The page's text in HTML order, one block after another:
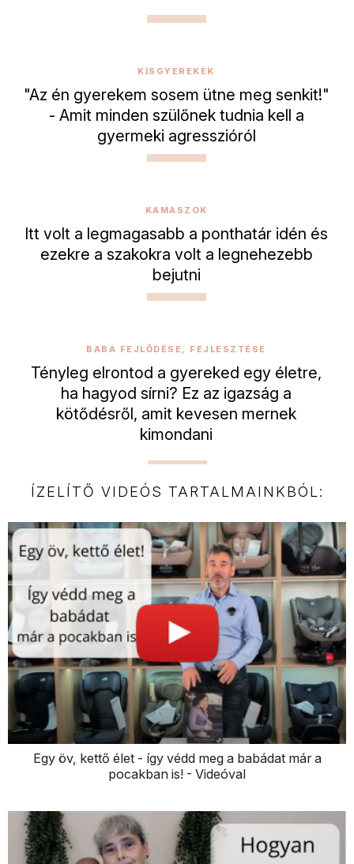
KISGYEREKEK
"Az én gyerekem sosem ütne meg senkit!"
- Amit minden szülőnek tudnia kell a
gyermeki agresszióról
KAMASZOK
Itt volt a legmagasabb a ponthatár idén és
ezekre a szakokra volt a legnehezebb
bejutni
BABA FEJLŐDÉSE, FEJLESZTÉSE
Tényleg elrontod a gyereked egy életre,
ha hagyod sírni? Ez az igazság a
kötődésről, amit kevesen mernek
kimondani
ÍZELÍTŐ VIDEÓS TARTALMAINKBÓL:
Egy öv, kettő élet - így védd meg a babádat már a
pocakban is! - Videóval